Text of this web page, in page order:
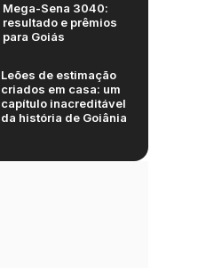
Mega-Sena 3040:
resultado e prêmios
para Goiás
Leões de estimação
criados em casa: um
capítulo inacreditável
da história de Goiânia